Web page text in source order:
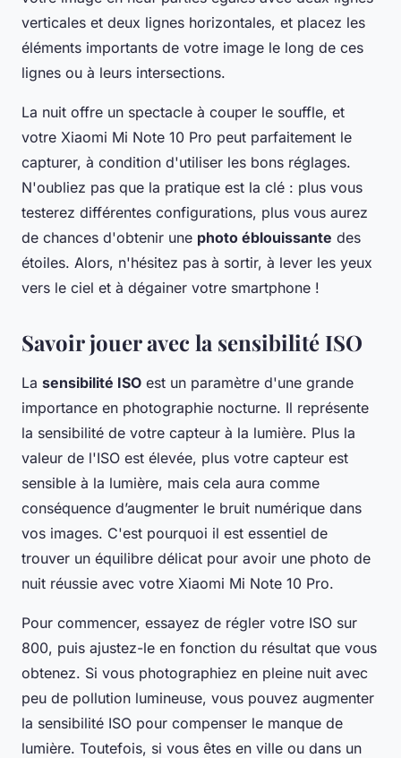
verticales et deux lignes horizontales, et placez les
éléments importants de votre image le long de ces
lignes ou à leurs intersections.
La nuit offre un spectacle à couper le souffle, et
votre Xiaomi Mi Note 10 Pro peut parfaitement le
capturer, à condition d'utiliser les bons réglages.
N'oubliez pas que la pratique est la clé : plus vous
testerez différentes configurations, plus vous aurez
de chances d'obtenir une photo éblouissante des
étoiles. Alors, n'hésitez pas à sortir, à lever les yeux
vers le ciel et à dégainer votre smartphone !
Savoir jouer avec la sensibilité ISO
La sensibilité ISO est un paramètre d'une grande
importance en photographie nocturne. Il représente
la sensibilité de votre capteur à la lumière. Plus la
valeur de l'ISO est élevée, plus votre capteur est
sensible à la lumière, mais cela aura comme
conséquence d’augmenter le bruit numérique dans
vos images. C'est pourquoi il est essentiel de
trouver un équilibre délicat pour avoir une photo de
nuit réussie avec votre Xiaomi Mi Note 10 Pro.
Pour commencer, essayez de régler votre ISO sur
800, puis ajustez-le en fonction du résultat que vous
obtenez. Si vous photographiez en pleine nuit avec
peu de pollution lumineuse, vous pouvez augmenter
la sensibilité ISO pour compenser le manque de
lumière. Toutefois, si vous êtes en ville ou dans un